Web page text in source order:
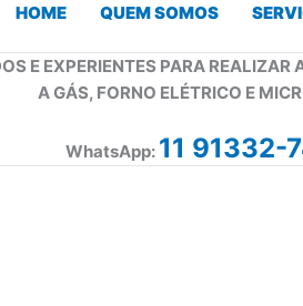
HOME QUEM SOMOS
E EXPERIENTES PARA
A GÁS, FORNO ELÉTRICO E
WhatsApp: 11 91332-